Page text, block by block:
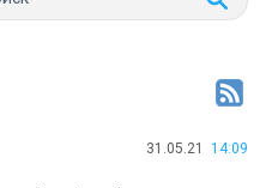
31.05.21 14:09